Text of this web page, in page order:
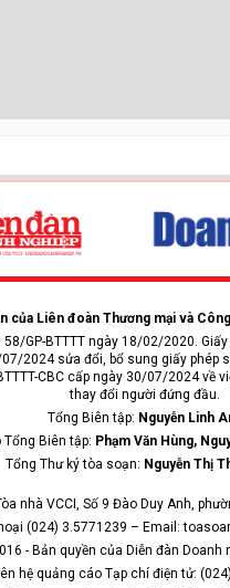
của Liên đoàn Thương mại và
58/GP-BTTTT ngày 18/02/2020.
2024 sửa đổi, bổ sung giấy phép
CBC cấp ngày 30/07/2024 về
thay đổi người đứng đầu.
Tổng Biên tập: Nguyễn Linh
Tổng Biên tập: Phạm Văn Hùng,
Tổng Thư ký tòa soạn: Nguyễn Thị
nhà VCCI, Số 9 Đào Duy Anh,
(024) 3.5771239 – Email:
- Bản quyền của Diễn đàn Doanh
hệ quảng cáo Tạp chí điện tử: